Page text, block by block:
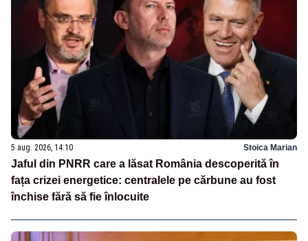
5 aug. 2026, 14:10 Stoica Marian
Jaful din PNRR care a lăsat România descoperită în
fața crizei energetice: centralele pe cărbune au fost
închise fără să fie înlocuite